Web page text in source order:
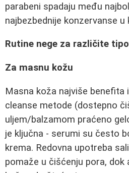
parabeni spadaju među
najbezbednije konzervanse u
Rutine nege za različite
Za masnu kožu
Masna koža najviše benefita
cleanse metode (dostepno
uljem/balzamom praćeno
je ključna - serumi su često
krema. Redovna upotreba
pomaže u čišćenju pora,